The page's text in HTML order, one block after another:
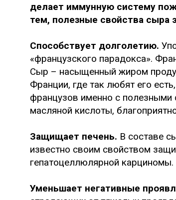
делает иммунную систему
тем, полезные свойства сыра
Способствует долголетию.
«французского парадокса».
Сыр – насыщенный жиром
Франции, где так любят его
французов именно с полезными
масляной кислоты,
Защищает печень. В составе
известно своим свойством
гепатоцеллюлярной карциномы.
Уменьшает негативные